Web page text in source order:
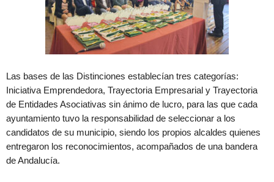
Las bases de las Distinciones establecían tres categorías:
Iniciativa Emprendedora, Trayectoria Empresarial y Trayectoria
de Entidades Asociativas sin ánimo de lucro, para las que cada
ayuntamiento tuvo la responsabilidad de seleccionar a los
candidatos de su municipio, siendo los propios alcaldes quienes
entregaron los reconocimientos, acompañados de una bandera
de Andalucía.